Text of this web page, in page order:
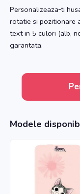
Personalizeaza‑ti
rotatie si pozitionare
text in 5 culori (alb,
garantata.
Modele